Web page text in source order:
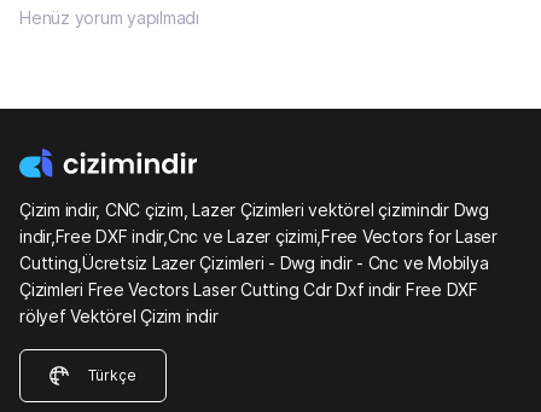
Henüz yorum yapılmadı
Çizim indir, CNC çizim, Lazer Çizimleri vektörel çizimindir Dwg
indir,Free DXF indir,Cnc ve Lazer çizimi,Free Vectors for Laser
Cutting,Ücretsiz Lazer Çizimleri - Dwg indir - Cnc ve Mobilya
Çizimleri Free Vectors Laser Cutting Cdr Dxf indir Free DXF
rölyef Vektörel Çizim indir
Türkçe